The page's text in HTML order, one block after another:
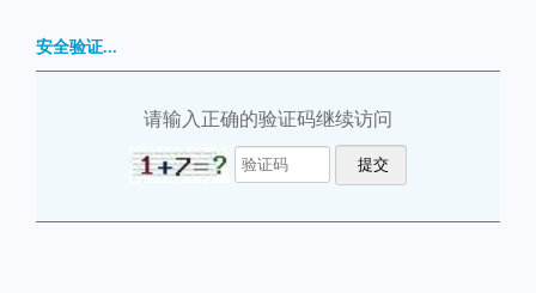
安全验证...
请输入正确的验证码继续访问